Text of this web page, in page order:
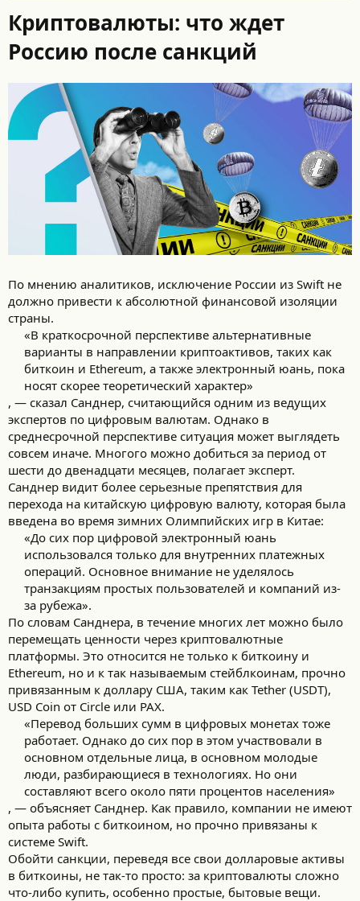
Криптовалюты: что ждет
Россию после санкций
По мнению аналитиков, исключение России из Swift не
должно привести к абсолютной финансовой изоляции
страны.
«В краткосрочной перспективе альтернативные
варианты в направлении криптоактивов, таких как
биткоин и Ethereum, а также электронный юань, пока
носят скорее теоретический характер»​
, — сказал Санднер, считающийся одним из ведущих
экспертов по цифровым валютам. Однако в
среднесрочной перспективе ситуация может выглядеть
совсем иначе. Многого можно добиться за период от
шести до двенадцати месяцев, полагает эксперт.
Санднер видит более серьезные препятствия для
перехода на китайскую цифровую валюту, которая была
введена во время зимних Олимпийских игр в Китае:
«До сих пор цифровой электронный юань
использовался только для внутренних платежных
операций. Основное внимание не уделялось
транзакциям простых пользователей и компаний из-
за рубежа».​
По словам Санднера, в течение многих лет можно было
перемещать ценности через криптовалютные
платформы. Это относится не только к биткоину и
Ethereum, но и к так называемым стейблкоинам, прочно
привязанным к доллару США, таким как Tether (USDT),
USD Coin от Circle или PAX.
«Перевод больших сумм в цифровых монетах тоже
работает. Однако до сих пор в этом участвовали в
основном отдельные лица, в основном молодые
люди, разбирающиеся в технологиях. Но они
составляют всего около пяти процентов населения»​
, — объясняет Санднер. Как правило, компании не имеют
опыта работы с биткоином, но прочно привязаны к
системе Swift.
Обойти санкции, переведя все свои долларовые активы
в биткоины, не так-то просто: за криптовалюты сложно
что-либо купить, особенно простые, бытовые вещи.